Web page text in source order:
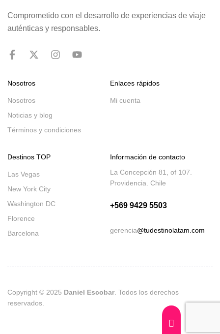
Comprometido con el desarrollo de experiencias de viaje
auténticas y responsables.
Nosotros
Nosotros
Noticias y blog
Términos y condiciones
Enlaces rápidos
Mi cuenta
Destinos TOP
Las Vegas
New York City
Washington DC
Florence
Barcelona
Información de contacto
La Concepción 81, of 107.
Providencia. Chile
+569 9429 5503
gerencia@tudestinolatam.com
Copyright © 2025 Daniel Escobar . Todos los derechos
reservados.